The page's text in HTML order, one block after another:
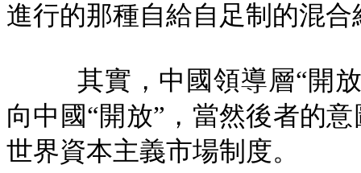
進行的那種自給自足制的混合
其實，中國領導層“開
向中國“開放”，當然後者的
世界資本主義市場制度。